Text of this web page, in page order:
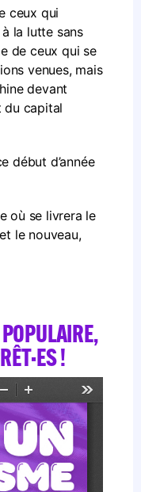
ceux qui
la lutte sans
de ceux qui se
venues, mais
devant
du capital
début d’année
où se livrera le
le nouveau,
!